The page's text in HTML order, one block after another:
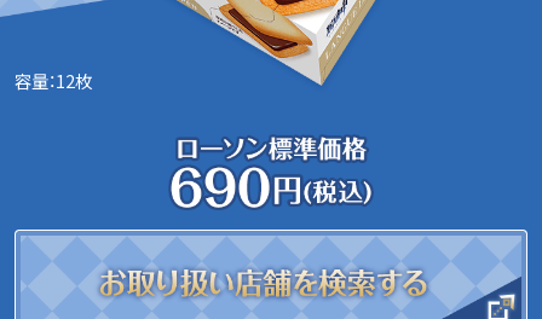
容量：12枚